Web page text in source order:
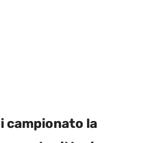
campionato la